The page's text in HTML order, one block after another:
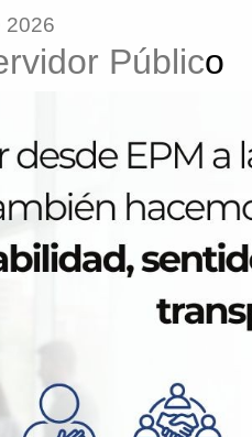
2026
Público